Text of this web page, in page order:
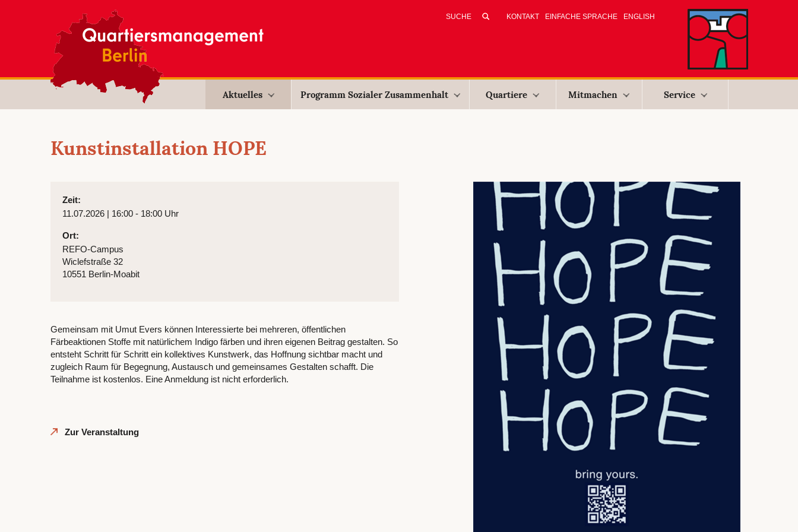
KONTAKT EINFACHE SPRACHE ENGLISH
Aktuelles Programm Sozialer Zusammenhalt Quartiere Mitmachen Service
Kunstinstallation HOPE
Zeit:
11.07.2026 | 16:00 - 18:00 Uhr
Ort:
REFO-Campus
Wiclefstraße 32
10551 Berlin-Moabit
Gemeinsam mit Umut Evers können Interessierte bei mehreren, öffentlichen
Färbeaktionen Stoffe mit natürlichem Indigo färben und ihren eigenen Beitrag gestalten. So
entsteht Schritt für Schritt ein kollektives Kunstwerk, das Hoffnung sichtbar macht und
zugleich Raum für Begegnung, Austausch und gemeinsames Gestalten schafft. Die
Teilnahme ist kostenlos. Eine Anmeldung ist nicht erforderlich.
Zur Veranstaltung